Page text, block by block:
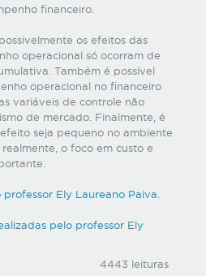
financeiro.
os efeitos das
operacional só ocorram de
Também é possível
operacional no financeiro
variáveis de controle não
de mercado. Finalmente, é
seja pequeno no ambiente
o foco em custo e
Ely Laureano Paiva.
pelo professor Ely
4443 leituras